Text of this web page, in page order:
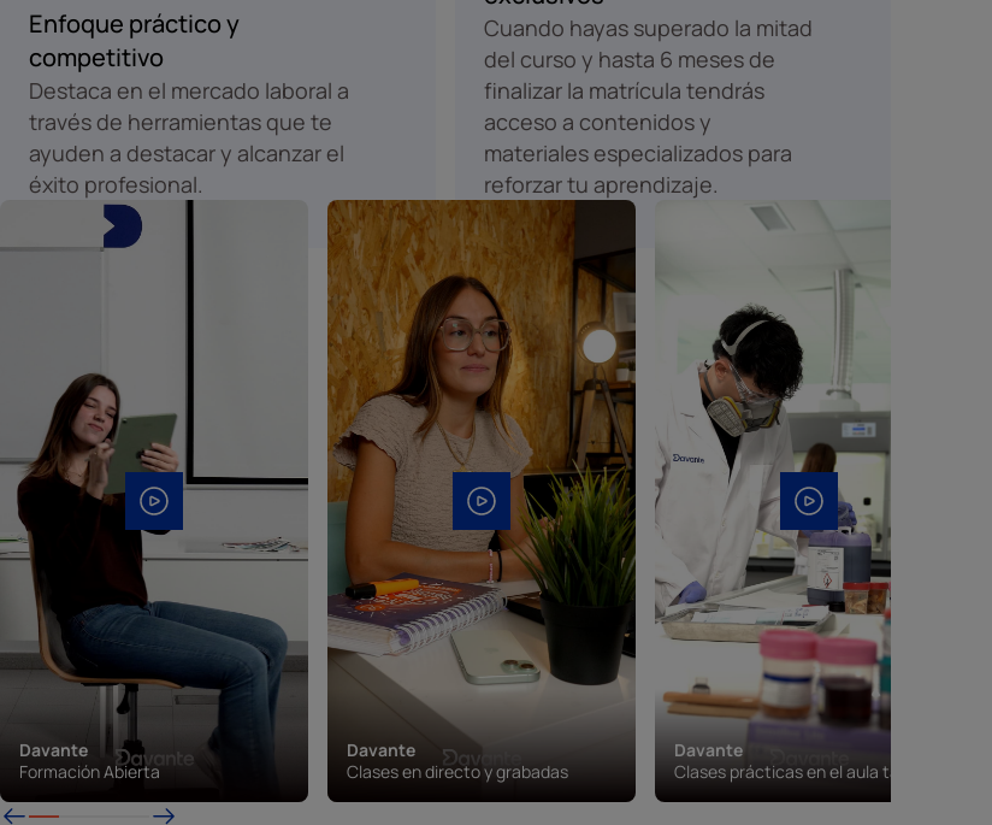
Enfoque práctico y
competitivo
Destaca en el mercado laboral a
través de herramientas que te
ayuden a destacar y alcanzar el
éxito profesional.
Cuando hayas superado la mitad
del curso y hasta 6 meses de
finalizar la matrícula tendrás
acceso a contenidos y
materiales especializados para
reforzar tu aprendizaje.
Davante
Formación Abierta
Davante
Clases en directo y grabadas
Davante
Clases prácticas en el aula taller